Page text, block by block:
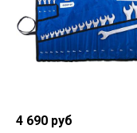
4 690 руб